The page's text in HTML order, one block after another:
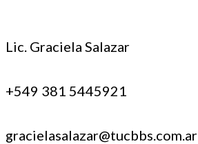
Lic. Graciela Salazar
+549 381 5445921
gracielasalazar@tucbbs.com.ar